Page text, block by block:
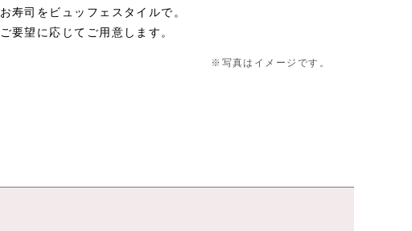
お寿司をビュッフェスタイルで。
ご要望に応じてご用意します。
※写真はイメージです。